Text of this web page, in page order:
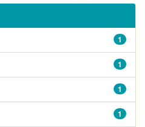
1
1
1
1